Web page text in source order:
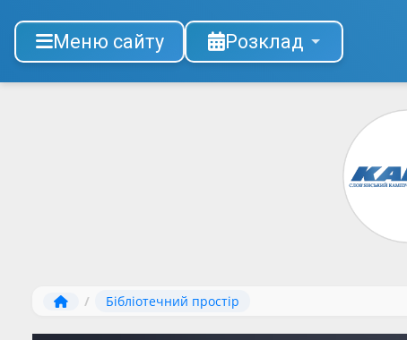
Меню сайту Розклад
/ Бібліотечний простір